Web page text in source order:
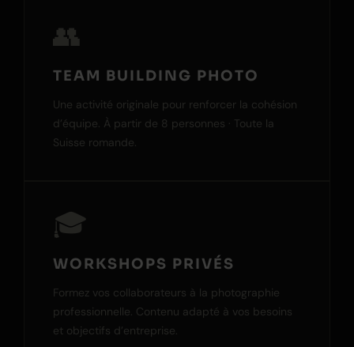
👥
TEAM BUILDING PHOTO
Une activité originale pour renforcer la cohésion
d’équipe. À partir de 8 personnes · Toute la
Suisse romande.
🎓
WORKSHOPS PRIVÉS
Formez vos collaborateurs à la photographie
professionnelle. Contenu adapté à vos besoins
et objectifs d’entreprise.